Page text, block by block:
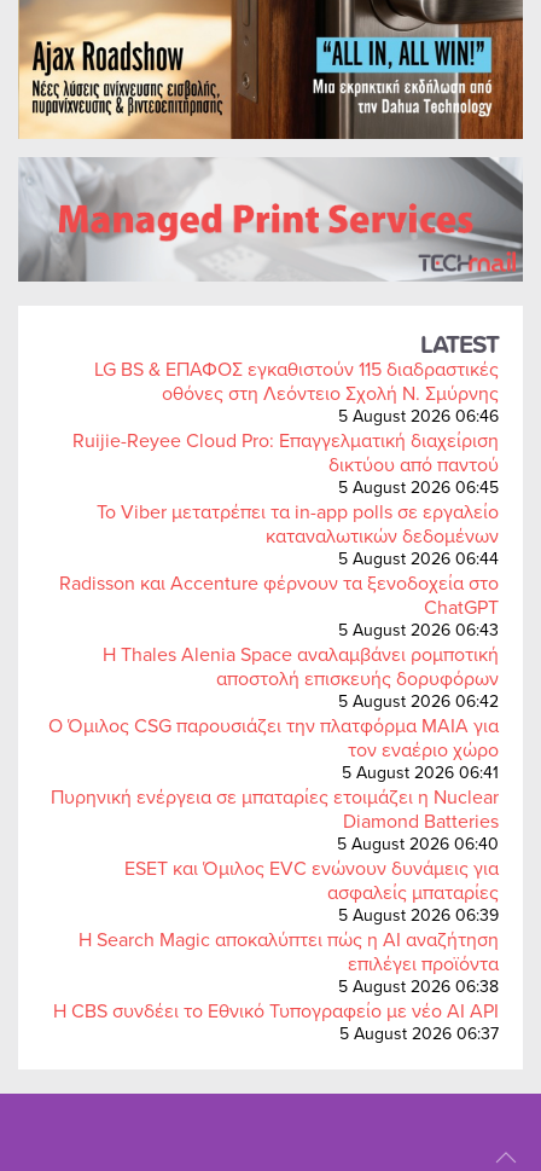
LATEST
LG BS & ΕΠΑΦΟΣ εγκαθιστούν 115 διαδραστικές
οθόνες στη Λεόντειο Σχολή Ν. Σμύρνης
5 August 2026 06:46
Ruijie-Reyee Cloud Pro: Επαγγελματική διαχείριση
δικτύου από παντού
5 August 2026 06:45
Το Viber μετατρέπει τα in-app polls σε εργαλείο
καταναλωτικών δεδομένων
5 August 2026 06:44
Radisson και Accenture φέρνουν τα ξενοδοχεία στο
ChatGPT
5 August 2026 06:43
Η Thales Alenia Space αναλαμβάνει ρομποτική
αποστολή επισκευής δορυφόρων
5 August 2026 06:42
Ο Όμιλος CSG παρουσιάζει την πλατφόρμα MAIA για
τον εναέριο χώρο
5 August 2026 06:41
Πυρηνική ενέργεια σε μπαταρίες ετοιμάζει η Nuclear
Diamond Batteries
5 August 2026 06:40
ESET και Όμιλος EVC ενώνουν δυνάμεις για
ασφαλείς μπαταρίες
5 August 2026 06:39
Η Search Magic αποκαλύπτει πώς η AI αναζήτηση
επιλέγει προϊόντα
5 August 2026 06:38
Η CBS συνδέει το Εθνικό Τυπογραφείο με νέο AI API
5 August 2026 06:37